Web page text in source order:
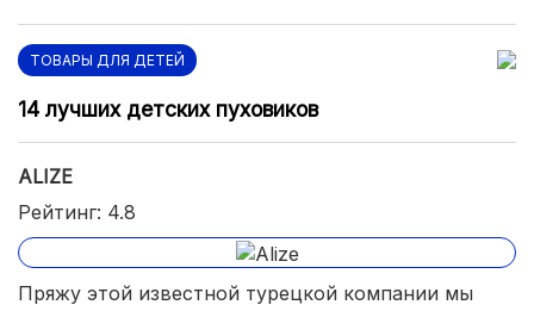
ТОВАРЫ ДЛЯ ДЕТЕЙ
14 лучших детских пуховиков
ALIZE
Рейтинг: 4.8
Пряжу этой известной турецкой компании мы